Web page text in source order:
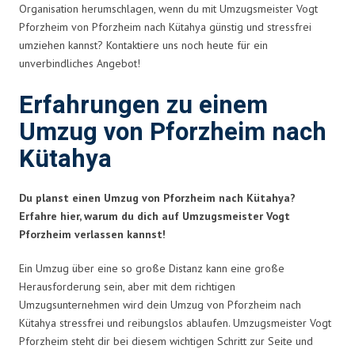
Organisation herumschlagen, wenn du mit Umzugsmeister Vogt
Pforzheim von Pforzheim nach Kütahya günstig und stressfrei
umziehen kannst? Kontaktiere uns noch heute für ein
unverbindliches Angebot!
Erfahrungen zu einem
Umzug von Pforzheim nach
Kütahya
Du planst einen Umzug von Pforzheim nach Kütahya?
Erfahre hier, warum du dich auf Umzugsmeister Vogt
Pforzheim verlassen kannst!
Ein Umzug über eine so große Distanz kann eine große
Herausforderung sein, aber mit dem richtigen
Umzugsunternehmen wird dein Umzug von Pforzheim nach
Kütahya stressfrei und reibungslos ablaufen. Umzugsmeister Vogt
Pforzheim steht dir bei diesem wichtigen Schritt zur Seite und